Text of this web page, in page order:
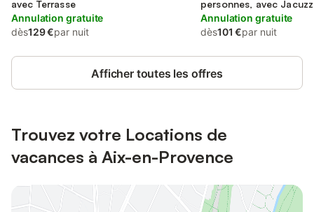
avec Terrasse
Annulation gratuite
dès129 €par nuit
personnes, avec
Annulation gratuite
dès101 €par nuit
Afficher toutes les offres
Trouvez votre Locations de
vacances à Aix-en-Provence